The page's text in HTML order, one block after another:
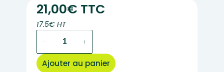
21,00€ TTC
17.5€ HT
C2125
–
− +
Ajouter au panier